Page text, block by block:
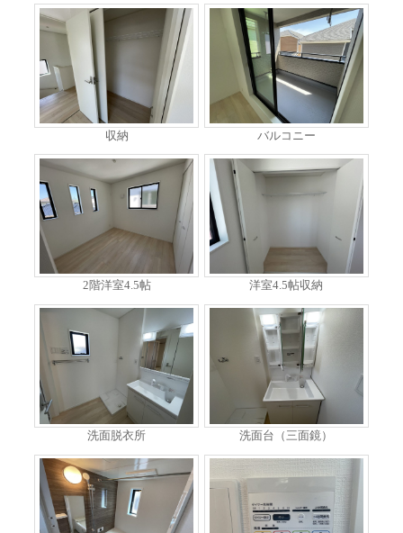
収納 バルコニー
2階洋室4.5帖 洋室4.5帖収納
洗面脱衣所 洗面台（三面鏡）